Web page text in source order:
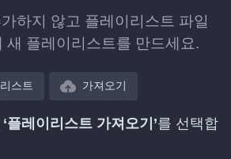
하지 않고 플레이리스트 파일
새 플레이리스트를 만드세요.
스트 가져오기
‘플레이리스트 가져오기’를 선택합